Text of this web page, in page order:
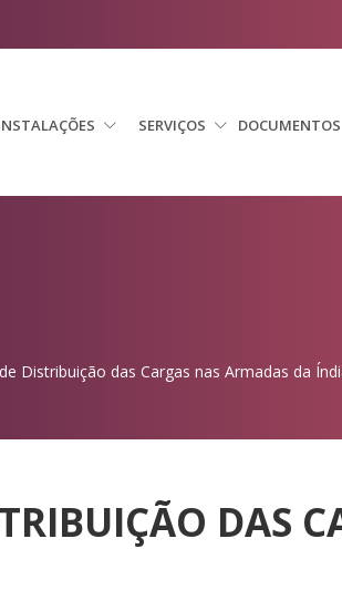
SERVIÇOS DOCUMENTOS
Distribuição das Cargas nas Armadas da
DAS